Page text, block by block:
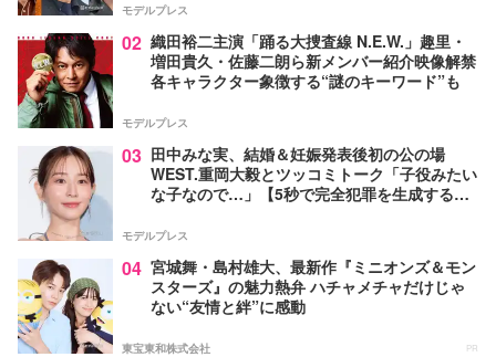
モデルプレス
02 織田裕二主演「踊る大捜査線 N.E.W.」趣里・
増田貴久・佐藤二朗ら新メンバー紹介映像解禁
各キャラクター象徴する“謎のキーワード”も
モデルプレス
03 田中みな実、結婚＆妊娠発表後初の公の場
WEST.重岡大毅とツッコミトーク「子役みたい
な子なので…」【5秒で完全犯罪を生成する方
モデルプレス
04 宮城舞・島村雄大、最新作『ミニオンズ＆モン
スターズ』の魅力熱弁 ハチャメチャだけじゃ
ない“友情と絆”に感動
東宝東和株式会社 PR